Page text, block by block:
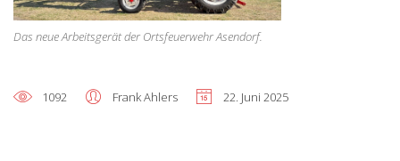
Das neue Arbeitsgerät der Ortsfeuerwehr Asendorf.
1092 Frank Ahlers 22. Juni 2025